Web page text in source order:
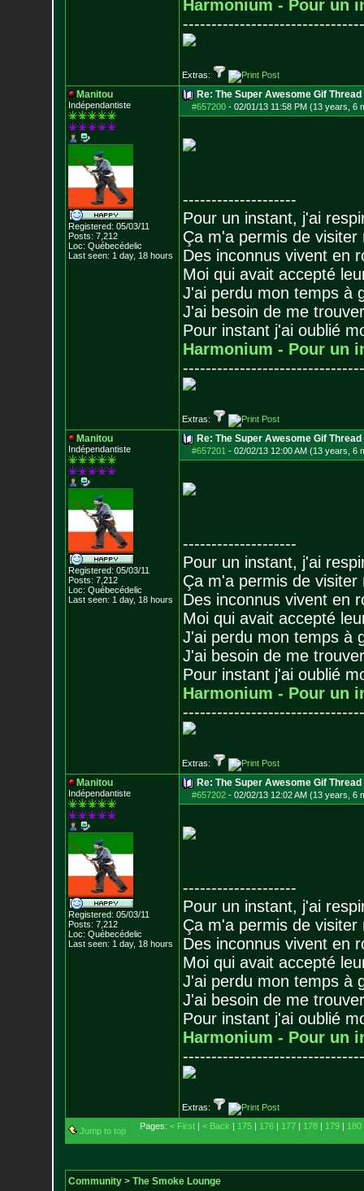
Harmonium - Pour un
--------------------------------
Extras:
Manitou
Indépendantiste
Registered: 05/03/11
Posts: 7,212
Loc: Québecédelic
Last seen: 1 day, 18 hours
Re: The Super Awesome Gif Thread
#657200- 02/01/13 11:58 PM (13 years, 6
--------------------
Pour un instant, j'ai
Ça m'a permis de visiter
Des inconnus vivent en
Moi qui avait accepté
J'ai perdu mon temps à
J'ai besoin de me
Pour instant j'ai oublié
Harmonium - Pour un
--------------------------------
Extras:
Manitou
Indépendantiste
Registered: 05/03/11
Posts: 7,212
Loc: Québecédelic
Last seen: 1 day, 18 hours
Re: The Super Awesome Gif Thread
#657201 - 02/02/13 12:00 AM (13 years, 6
--------------------
Pour un instant, j'ai
Ça m'a permis de visiter
Des inconnus vivent en
Moi qui avait accepté
J'ai perdu mon temps à
J'ai besoin de me
Pour instant j'ai oublié
Harmonium - Pour un
--------------------------------
Extras:
Manitou
Indépendantiste
Registered: 05/03/11
Posts: 7,212
Loc: Québecédelic
Last seen: 1 day, 18 hours
Re: The Super Awesome Gif Thread
#657202- 02/02/13 12:02 AM (13 years, 6
--------------------
Pour un instant, j'ai
Ça m'a permis de visiter
Des inconnus vivent en
Moi qui avait accepté
J'ai perdu mon temps à
J'ai besoin de me
Pour instant j'ai oublié
Harmonium - Pour un
--------------------------------
Extras:
Jump to top Pages: < First| < Back | 175| 176| 177| 178| 179| 180
Community> The Smoke Lounge